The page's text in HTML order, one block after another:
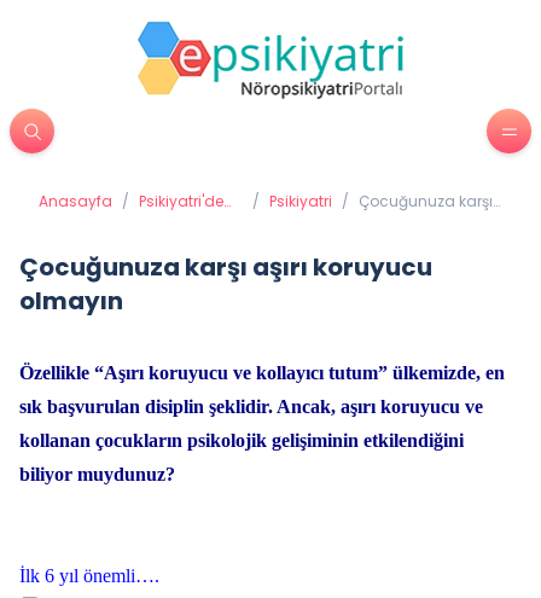
Anasayfa / Psikiyatri'de
/ Psikiyatri / Çocuğunuza karşı
Çocuğunuza karşı aşırı koruyucu
olmayın
Özellikle “Aşırı koruyucu ve kollayıcı tutum” ülkemizde, en
sık başvurulan disiplin şeklidir. Ancak, aşırı koruyucu ve
kollanan çocukların psikolojik gelişiminin etkilendiğini
biliyor muydunuz?
İlk 6 yıl önemli….